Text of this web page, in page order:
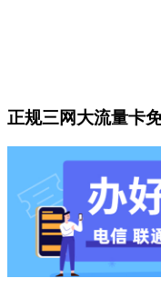
正规三网大流量卡